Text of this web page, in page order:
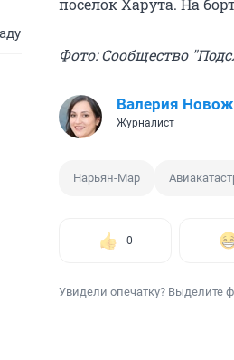
поселок Харута. На
Фото: Сообщество
Валерия
Журналист
Нарьян-Мар
0
Увидели опечатку? Выделите